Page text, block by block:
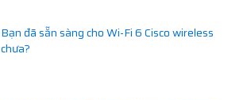
Bạn đã sẵn sàng cho Wi-Fi 6 Cisco wireless
chưa?